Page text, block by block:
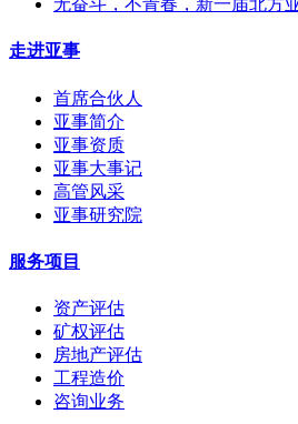
无奋斗，不青春，新一届北方
走进亚事
首席合伙人
亚事简介
亚事资质
亚事大事记
高管风采
亚事研究院
服务项目
资产评估
矿权评估
房地产评估
工程造价
咨询业务